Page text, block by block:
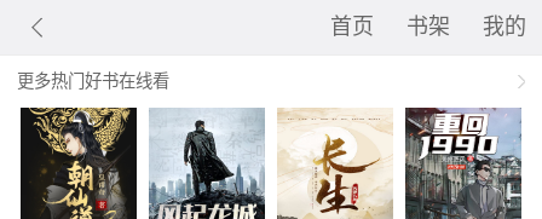
首页 书架 我的
更多热门好书在线看